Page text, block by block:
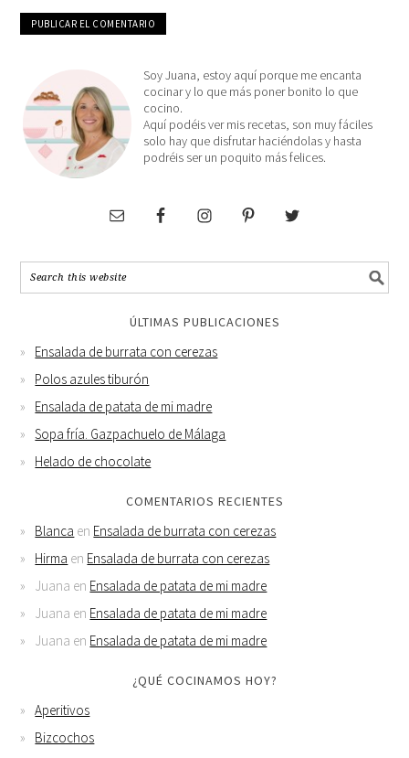
Soy Juana, estoy aquí porque me encanta
cocinar y lo que más poner bonito lo que
cocino.
Aquí podéis ver mis recetas, son muy fáciles
solo hay que disfrutar haciéndolas y hasta
podréis ser un poquito más felices.
ÚLTIMAS PUBLICACIONES
Ensalada de burrata con cerezas
Polos azules tiburón
Ensalada de patata de mi madre
Sopa fría. Gazpachuelo de Málaga
Helado de chocolate
COMENTARIOS RECIENTES
Blanca en Ensalada de burrata con cerezas
Hirma en Ensalada de burrata con cerezas
Juana en Ensalada de patata de mi madre
Juana en Ensalada de patata de mi madre
Juana en Ensalada de patata de mi madre
¿QUÉ COCINAMOS HOY?
Aperitivos
Bizcochos